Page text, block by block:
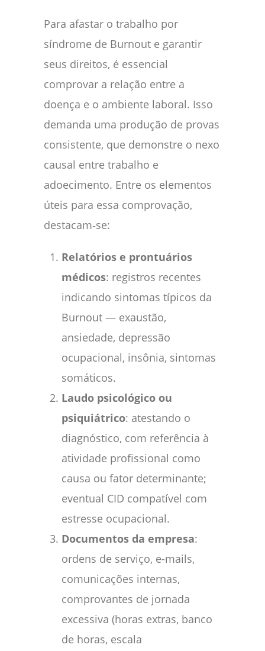
Para afastar o trabalho por
síndrome de Burnout e garantir
seus direitos, é essencial
comprovar a relação entre a
doença e o ambiente laboral. Isso
demanda uma produção de provas
consistente, que demonstre o nexo
causal entre trabalho e
adoecimento. Entre os elementos
úteis para essa comprovação,
destacam‑se:
Relatórios e prontuários
médicos: registros recentes
indicando sintomas típicos da
Burnout — exaustão,
ansiedade, depressão
ocupacional, insônia, sintomas
somáticos.
Laudo psicológico ou
psiquiátrico: atestando o
diagnóstico, com referência à
atividade profissional como
causa ou fator determinante;
eventual CID compatível com
estresse ocupacional.
Documentos da empresa:
ordens de serviço, e-mails,
comunicações internas,
comprovantes de jornada
excessiva (horas extras, banco
de horas, escala